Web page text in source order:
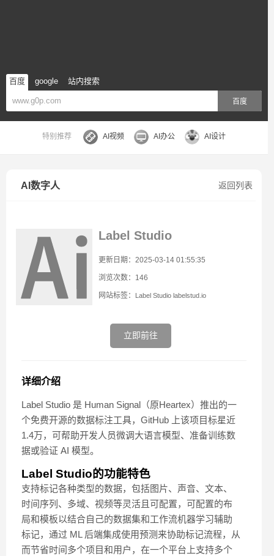
百度 google 站内搜索
百度
特别推荐 AI视频 AI办公 AI设计
返回列表
AI数字人
Label Studio
更新日期：2025-03-14 01:55:35
浏览次数：146
网站标签： Label Studio labelstud.io
立即前往
详细介绍
Label Studio 是 Human Signal（原Heartex）推出的一
个免费开源的数据标注工具，GitHub 上该项目标星近
1.4万，可帮助开发人员微调大语言模型、准备训练数
据或验证 AI 模型。
Label Studio的功能特色
支持标记各种类型的数据，包括图片、声音、文本、
时间序列、多域、视频等灵活且可配置，可配置的布
局和模板以结合自己的数据集和工作流机器学习辅助
标记，通过 ML 后端集成使用预测来协助标记流程，从
而节省时间多个项目和用户，在一个平台上支持多个